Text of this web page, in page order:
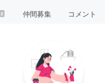
8 仲間募集 コメント